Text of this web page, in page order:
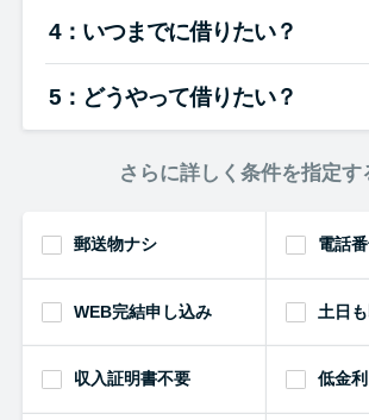
4：いつまでに借りたい？
5：どうやって借りたい？
さらに詳しく条件を指定す
郵送物ナシ 電話
WEB完結申し込み 土日
収入証明書不要 低金利